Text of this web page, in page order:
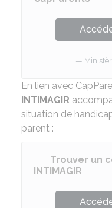
En lien avec
INTIMAGIR
situation de
parent :
Trouver un
INTIMAGIR